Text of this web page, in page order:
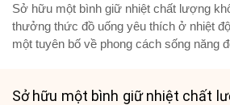
Sở hữu một bình giữ nhiệt chất lượng
thưởng thức đồ uống yêu thích ở nhiệt
một tuyên bố về phong cách sống năng
Sở hữu một bình giữ nhiệt chất